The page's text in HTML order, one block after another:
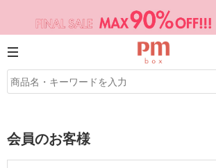
会員のお客様